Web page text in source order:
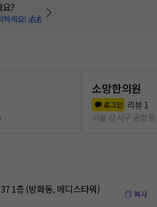
요?
하세요! 💰💰
소망한의원
로그인 리뷰 1
서울 강서구 공항동
1층 (방화동, 메디스타워) 복사